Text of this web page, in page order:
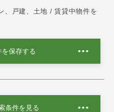
、戸建、土地 / 賃貸中物件を
を保存する
条件を見る